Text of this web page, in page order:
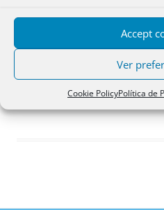
Accept
Ver
Cookie PolicyPolítica de
Acceder
Registro
¿Has olvidado tu